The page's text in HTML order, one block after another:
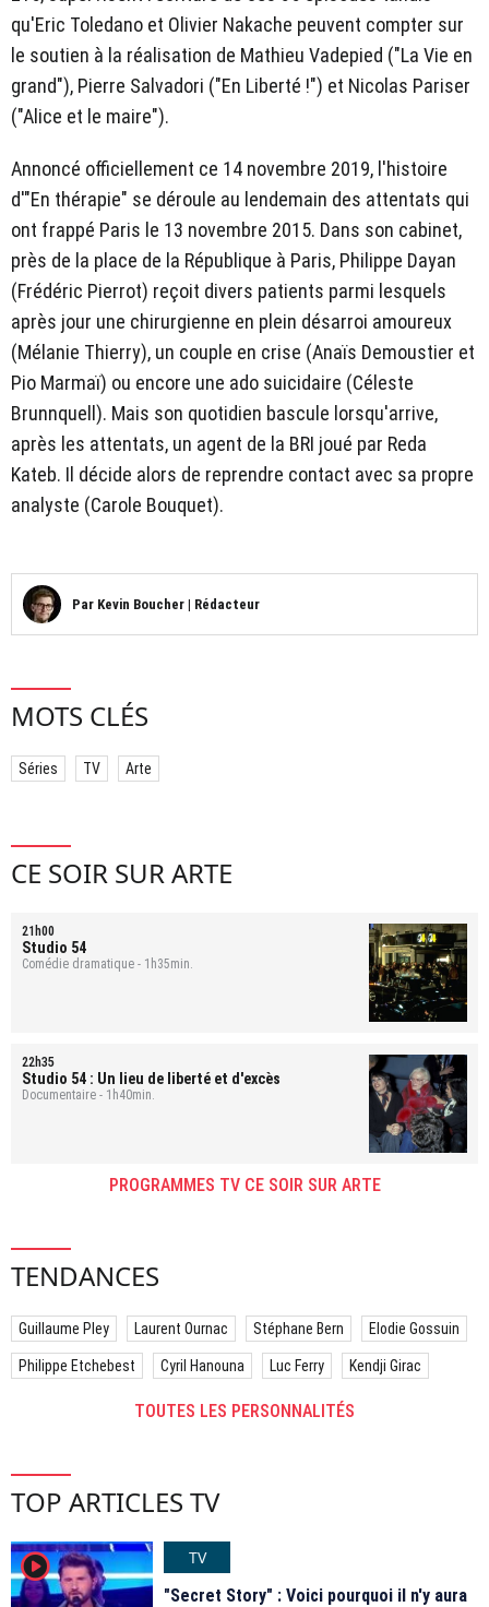
qu'Eric Toledano et Olivier Nakache peuvent compter sur
le soutien à la réalisation de Mathieu Vadepied ("La Vie en
grand"), Pierre Salvadori ("En Liberté !") et Nicolas Pariser
("Alice et le maire").
Annoncé officiellement ce 14 novembre 2019, l'histoire
d'"En thérapie" se déroule au lendemain des attentats qui
ont frappé Paris le 13 novembre 2015. Dans son cabinet,
près de la place de la République à Paris, Philippe Dayan
(Frédéric Pierrot) reçoit divers patients parmi lesquels
après jour une chirurgienne en plein désarroi amoureux
(Mélanie Thierry), un couple en crise (Anaïs Demoustier et
Pio Marmaï) ou encore une ado suicidaire (Céleste
Brunnquell). Mais son quotidien bascule lorsqu'arrive,
après les attentats, un agent de la BRI joué par Reda
Kateb. Il décide alors de reprendre contact avec sa propre
analyste (Carole Bouquet).
Par Kevin Boucher | Rédacteur
MOTS CLÉS
Séries TV Arte
CE SOIR SUR ARTE
21h00
Studio 54
Comédie dramatique - 1h35min.
22h35
Studio 54 : Un lieu de liberté et d'excès
Documentaire - 1h40min.
PROGRAMMES TV CE SOIR SUR ARTE
TENDANCES
Guillaume Pley Laurent Ournac Stéphane Bern Elodie Gossuin
Philippe Etchebest Cyril Hanouna Luc Ferry Kendji Girac
TOUTES LES PERSONNALITÉS
TOP ARTICLES TV
player2
TV
"Secret Story" : Voici pourquoi il n'y aura